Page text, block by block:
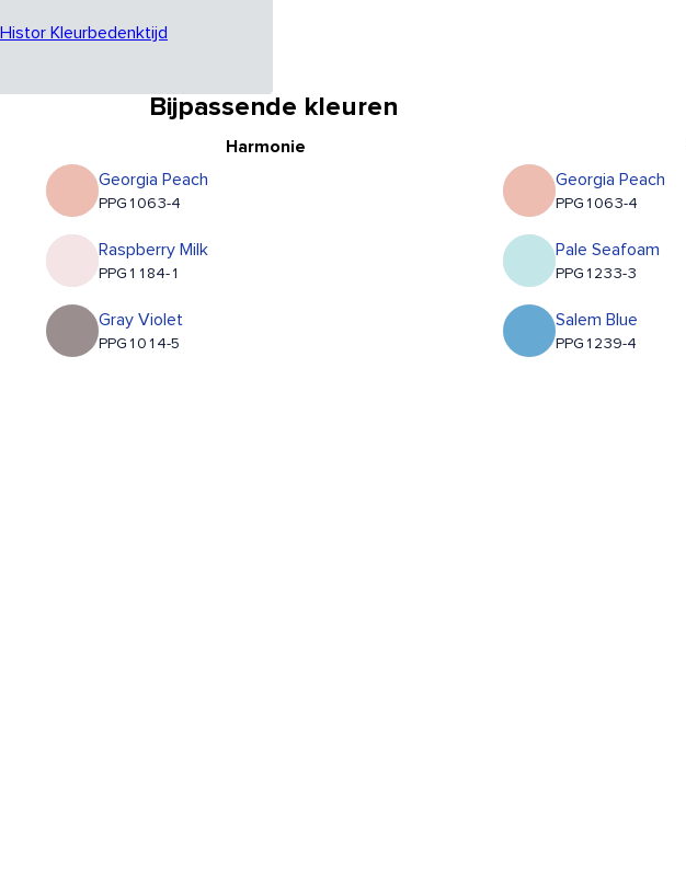
Kleurbedenktijd
Bijpassende kleuren
Harmonie
Georgia Peach
PPG1063-4
Raspberry Milk
PPG1184-1
Gray Violet
PPG1014-5
Georgia Peach
PPG1063-4
Pale Seafoam
PPG1233-3
Salem Blue
PPG1239-4